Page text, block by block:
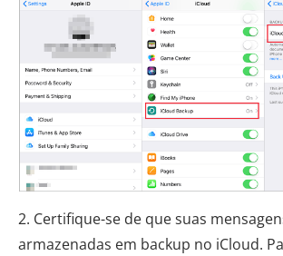
2. Certifique-se de que suas
armazenadas em backup no iCloud.